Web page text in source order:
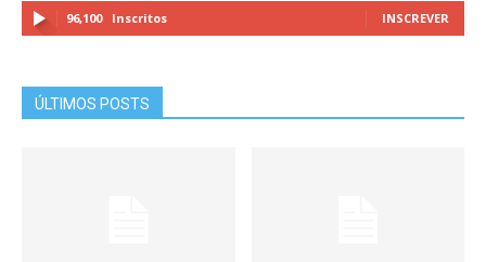
96,100 Inscritos INSCREVER
ÚLTIMOS POSTS